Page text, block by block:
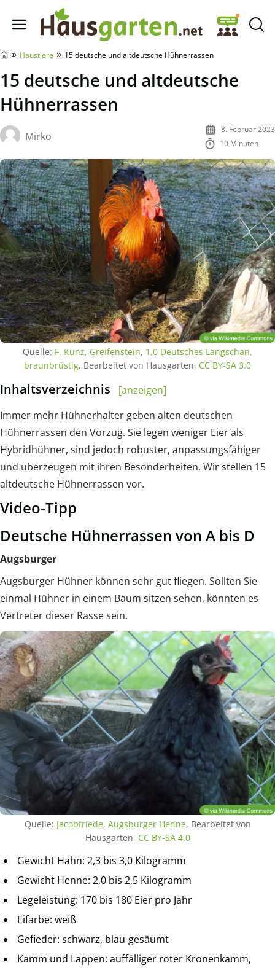
Hausgarten.net
» Haustiere » 15 deutsche und altdeutsche Hühnerrassen
15 deutsche und altdeutsche
Hühnerrassen
Mirko
8. Februar 2023
10 Minuten
Quelle: F. Kunz, Greifenstein, 1,0 Deutsches Langschan,
braunbrüstig, Bearbeitet von Hausgarten, CC BY-SA 3.0
Inhaltsverzeichnis
[anzeigen]
Immer mehr Hühnerhalter geben alten deutschen
Hühnerrassen den Vorzug. Sie legen weniger Eier als
Hybridhühner, sind jedoch robuster, anpassungsfähiger
und überzeugen mit ihren Besonderheiten. Wir stellen 15
altdeutsche Hühnerrassen vor.
Video-Tipp
Deutsche Hühnerrassen von A bis D
Augsburger
Augsburger Hühner können sehr gut fliegen. Sollten Sie
einmal Hühner in einem Baum sitzen sehen, könnten es
Vertreter dieser Rasse sein.
Quelle: Jacobfriede, Augsburger Henne, Bearbeitet von
Hausgarten, CC BY-SA 4.0
Gewicht Hahn: 2,3 bis 3,0 Kilogramm
Gewicht Henne: 2,0 bis 2,5 Kilogramm
Legeleistung: 170 bis 180 Eier pro Jahr
Eifarbe: weiß
Gefieder: schwarz, blau-gesäumt
Kamm und Lappen: auffälliger roter Kronenkamm,